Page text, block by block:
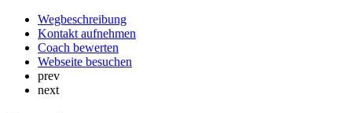
Wegbeschreibung
Kontakt aufnehmen
Coach bewerten
Webseite besuchen
prev
next